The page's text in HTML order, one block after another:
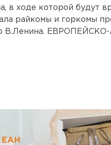
в ходе которой будут
райкомы и горкомы
В.Ленина.